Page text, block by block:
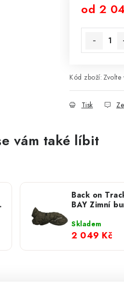
od 2
Kód zboží: Zvolte
Tisk
vám také líbit
Back on
BAY Zimní
Skladem
2 049 Kč